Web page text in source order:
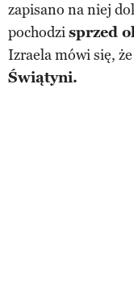
zapisano na niej
pochodzisprzed
Izraela mówi się,
Świątyni.